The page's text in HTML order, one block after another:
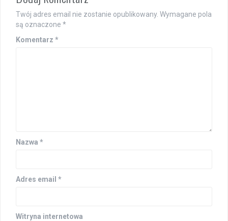
Twój adres email nie zostanie opublikowany. Wymagane pola
są oznaczone *
Komentarz *
Nazwa *
Adres email *
Witryna internetowa